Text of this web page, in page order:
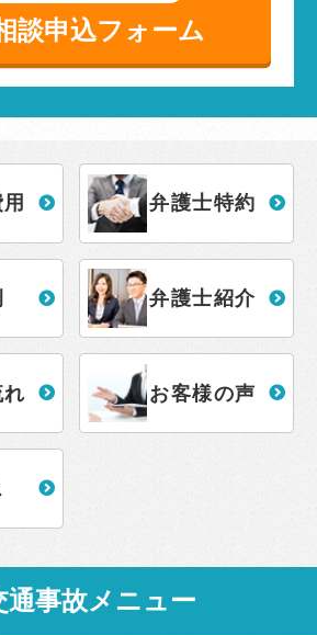
談申込フォーム
弁護士特約
弁護士紹介
お客様の声
通事故メニュー